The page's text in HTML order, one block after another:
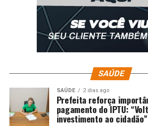
SAÚDE
SAÚDE 2 dias ago
Prefeita reforça
pagamento do IPTU:
investimento ao cidadão”